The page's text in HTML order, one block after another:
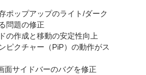
ポップアップのライト/ダーク
問題の修正
の作成と移動の安定性向上
ピクチャー（PiP）の動作がス
面サイドバーのバグを修正